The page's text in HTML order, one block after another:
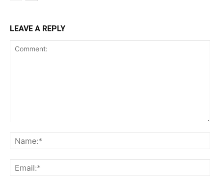
LEAVE A REPLY